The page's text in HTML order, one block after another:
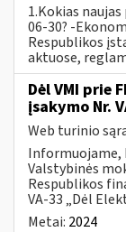
1.Kokias
06-30? -
Respublikos
aktuose,
Dėl VMI prie
įsakymo Nr.
Web turinio
Informuojame,
Valstybinės
Respublikos
VA-33 „Dėl
Metai: 2024